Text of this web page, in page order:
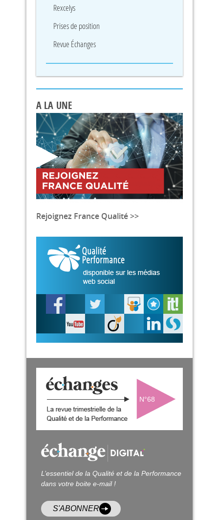
Rexcelys
Prises de position
Revue Échanges
A LA UNE
Rejoignez France Qualité >>
N°68
L’essentiel de la Qualité et de la Performance
dans votre boite e-mail !
S'ABONNER